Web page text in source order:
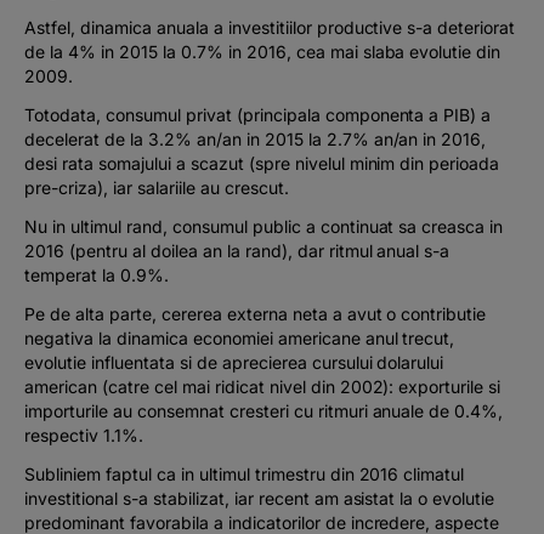
Astfel, dinamica anuala a investitiilor productive s-a deteriorat
de la 4% in 2015 la 0.7% in 2016, cea mai slaba evolutie din
2009.
Totodata, consumul privat (principala componenta a PIB) a
decelerat de la 3.2% an/an in 2015 la 2.7% an/an in 2016,
desi rata somajului a scazut (spre nivelul minim din perioada
pre-criza), iar salariile au crescut.
Nu in ultimul rand, consumul public a continuat sa creasca in
2016 (pentru al doilea an la rand), dar ritmul anual s-a
temperat la 0.9%.
Pe de alta parte, cererea externa neta a avut o contributie
negativa la dinamica economiei americane anul trecut,
evolutie influentata si de aprecierea cursului dolarului
american (catre cel mai ridicat nivel din 2002): exporturile si
importurile au consemnat cresteri cu ritmuri anuale de 0.4%,
respectiv 1.1%.
Subliniem faptul ca in ultimul trimestru din 2016 climatul
investitional s-a stabilizat, iar recent am asistat la o evolutie
predominant favorabila a indicatorilor de incredere, aspecte